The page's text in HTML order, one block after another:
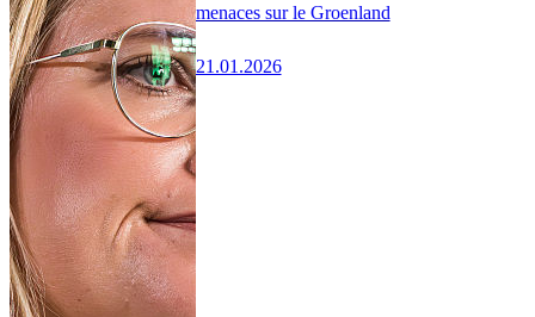
menaces sur le Groenland
21.01.2026